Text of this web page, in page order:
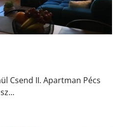
Csend II. Apartman Pécs